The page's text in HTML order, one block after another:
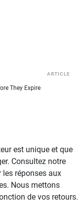
ARTICLE
They Expire
est unique et que
Consultez notre
les réponses aux
Nous mettons
de vos retours.